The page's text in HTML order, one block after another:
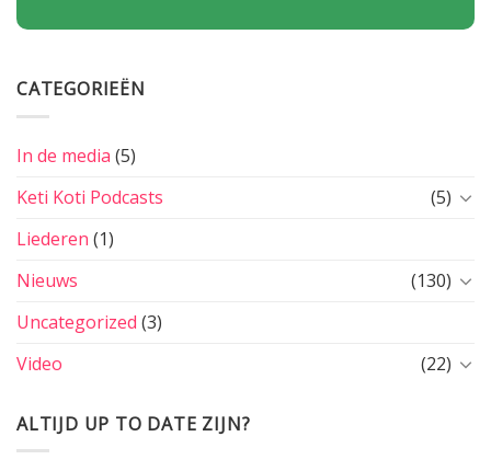
CATEGORIEËN
In de media (5)
Keti Koti Podcasts
(5)
Liederen (1)
Nieuws
(130)
Uncategorized (3)
Video
(22)
ALTIJD UP TO DATE ZIJN?